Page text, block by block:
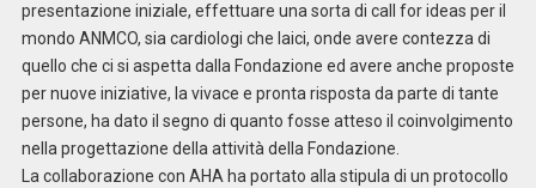
presentazione iniziale, effettuare una sorta di call for ideas per il
mondo ANMCO, sia cardiologi che laici, onde avere contezza di
quello che ci si aspetta dalla Fondazione ed avere anche proposte
per nuove iniziative, la vivace e pronta risposta da parte di tante
persone, ha dato il segno di quanto fosse atteso il coinvolgimento
nella progettazione della attività della Fondazione.
La collaborazione con AHA ha portato alla stipula di un protocollo